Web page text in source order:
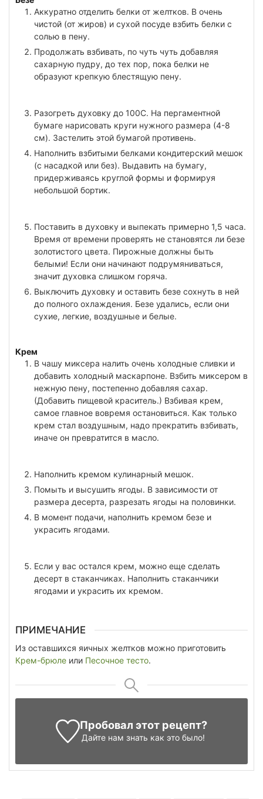
Аккуратно отделить белки от желтков. В очень
чистой (от жиров) и сухой посуде взбить белки с
солью в пену.
Продолжать взбивать, по чуть чуть добавляя
сахарную пудру, до тех пор, пока белки не
образуют крепкую блестящую пену.
Разогреть духовку до 100С. На пергаментной
бумаге нарисовать круги нужного размера (4-8
см). Застелить этой бумагой противень.
Наполнить взбитыми белками кондитерский мешок
(с насадкой или без). Выдавить на бумагу,
придерживаясь круглой формы и формируя
небольшой бортик.
Поставить в духовку и выпекать примерно 1,5 часа.
Время от времени проверять не становятся ли безе
золотистого цвета. Пирожные должны быть
белыми! Если они начинают подрумяниваться,
значит духовка слишком горяча.
Выключить духовку и оставить безе сохнуть в ней
до полного охлаждения. Безе удались, если они
сухие, легкие, воздушные и белые.
Крем
В чашу миксера налить очень холодные сливки и
добавить холодный маскарпоне. Взбить миксером в
нежную пену, постепенно добавляя сахар.
(Добавить пищевой краситель.) Взбивая крем,
самое главное вовремя остановиться. Как только
крем стал воздушным, надо прекратить взбивать,
иначе он превратится в масло.
Наполнить кремом кулинарный мешок.
Помыть и высушить ягоды. В зависимости от
размера десерта, разрезать ягоды на половинки.
В момент подачи, наполнить кремом безе и
украсить ягодами.
Если у вас остался крем, можно еще сделать
десерт в стаканчиках. Наполнить стаканчики
ягодами и украсить их кремом.
ПРИМЕЧАНИЕ
Из оставшихся яичных желтков можно приготовить
Крем-брюле или Песочное тесто.
Пробовал этот рецепт?
Дайте нам знать как это было!